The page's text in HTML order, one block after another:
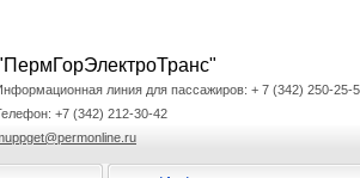
линия для пассажиров: + 7 (342) 250-25-
+7 (342) 212-30-42